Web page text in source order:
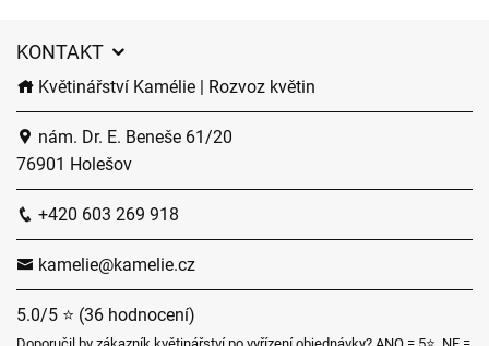
KONTAKT
Květinářství Kamélie | Rozvoz květin
nám. Dr. E. Beneše 61/20
76901 Holešov
+420 603 269 918
kamelie@kamelie.cz
5.0/5 ⭐ (36 hodnocení)